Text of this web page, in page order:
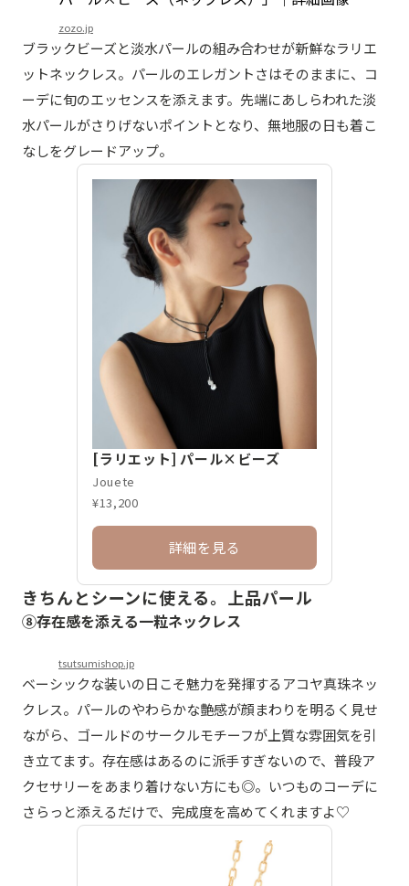
zozo.jp
ブラックビーズと淡水パールの組み合わせが新鮮なラリエ
ットネックレス。パールのエレガントさはそのままに、コ
ーデに旬のエッセンスを添えます。先端にあしらわれた淡
水パールがさりげないポイントとなり、無地服の日も着こ
なしをグレードアップ。
[ラリエット] パール×ビーズ
Jouete
¥13,200
詳細を見る
きちんとシーンに使える。上品パール
⑧存在感を添える一粒ネックレス
tsutsumishop.jp
ベーシックな装いの日こそ魅力を発揮するアコヤ真珠ネッ
クレス。パールのやわらかな艶感が顔まわりを明るく見せ
ながら、ゴールドのサークルモチーフが上質な雰囲気を引
き立てます。存在感はあるのに派手すぎないので、普段ア
クセサリーをあまり着けない方にも◎。いつものコーデに
さらっと添えるだけで、完成度を高めてくれますよ♡